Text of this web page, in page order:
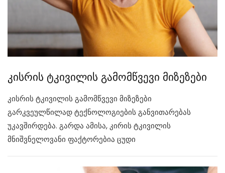
კისრის ტკივილის გამომწვევი მიზეზები
კისრის ტკივილის გამომწვევი მიზეზები
გარკვეულწილად ტექნოლოგიების განვითარებას
უკავშირდება. გარდა ამისა, კირის ტკივილის
მნიშვნელოვანი ფაქტორებია ცუდი